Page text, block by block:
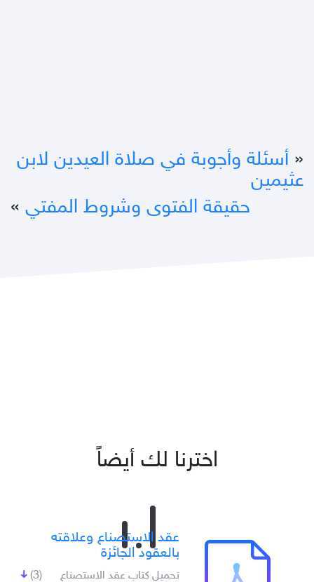
« أسئلة وأجوبة في صلاة العيدين لابن
عثيمين
حقيقة الفتوى وشروط المفتي »
اخترنا لك أيضاً
عقد الاستصناع وعلاقته
بالعقود الجائزة
(3) تحميل كتاب عقد الاستصناع